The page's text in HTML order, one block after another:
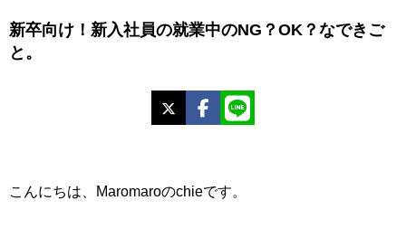
新卒向け！新入社員の就業中のNG？OK？なできご
と。
Facebook
こんにちは、Maromaroのchieです。